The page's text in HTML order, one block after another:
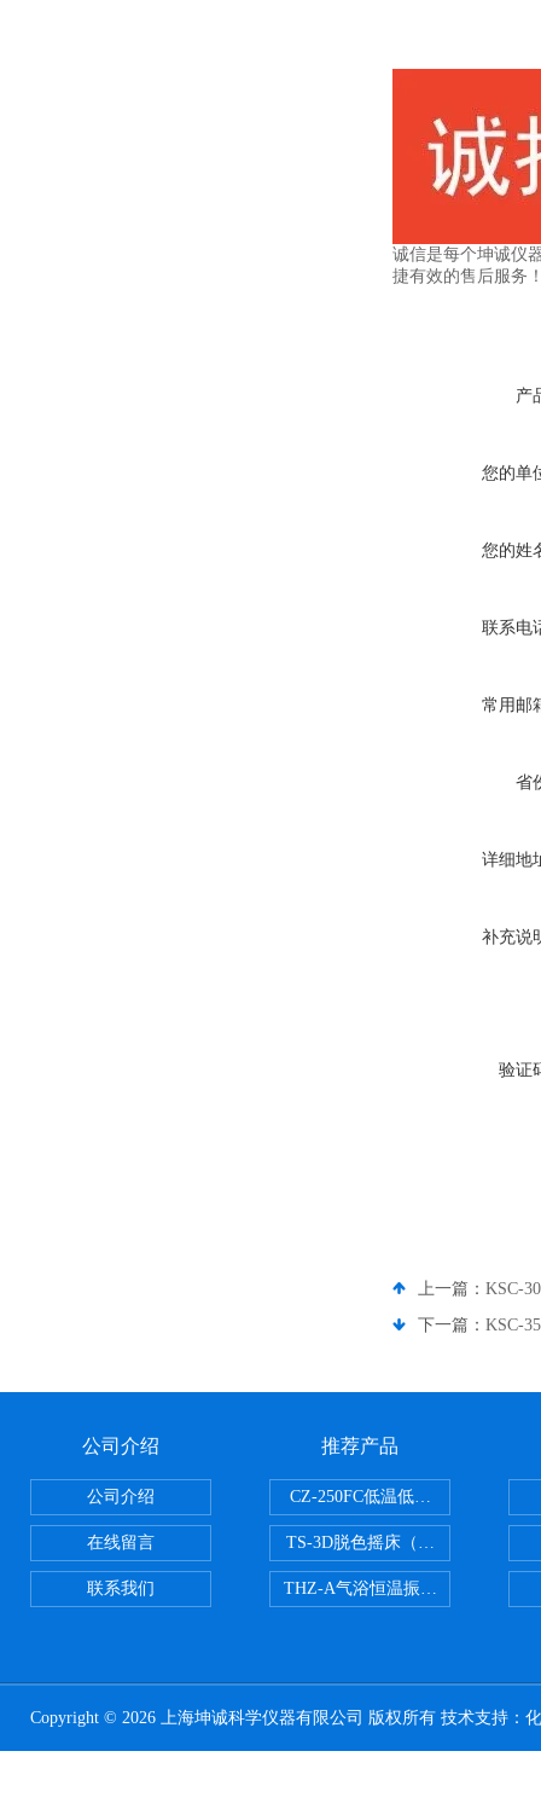
诚信是每个坤诚仪
捷有效的售后服务
产
您的单
您的姓
联系电
常用邮
省
详细地
补充说
验证
上一篇： KSC-
下一篇： KSC-
公司介绍
公司介绍
在线留言
联系我们
推荐产品
CZ-250FC低温低湿种子储藏柜
TS-3D脱色摇床（三维运动）
THZ-A气浴恒温振荡器
Copyright © 2026 上海坤诚科学仪器有限公司 版权所有 技术支持：